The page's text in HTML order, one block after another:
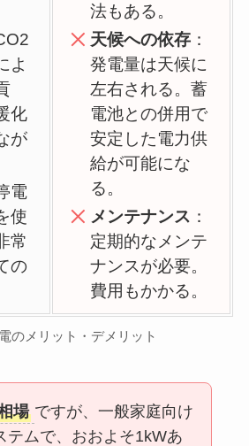
よ
化
が
電
使
常
の
法もある。
天候への依存 ：
発電量は天候に
左右される。蓄
電池との併用で
安定した電力供
給が可能にな
る。
メンテナンス ：
定期的なメンテ
ナンスが必要。
費用もかかる。
のメリット・デメリット
場 ですが、一般家庭向け
テムで、おおよそ1kWあ